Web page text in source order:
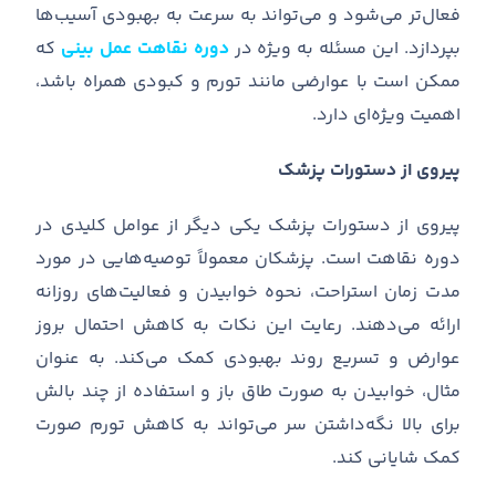
فعال‌تر می‌شود و می‌تواند به سرعت به بهبودی آسیب‌ها
بپردازد. این مسئله به ویژه دردوره نقاهت عمل بینی که
ممکن است با عوارضی مانند تورم و کبودی همراه باشد،
اهمیت ویژه‌ای دارد.
پیروی از دستورات پزشک
پیروی از دستورات پزشک یکی دیگر از عوامل کلیدی در
دوره نقاهت است. پزشکان معمولاً توصیه‌هایی در مورد
مدت زمان استراحت، نحوه خوابیدن و فعالیت‌های روزانه
ارائه می‌دهند. رعایت این نکات به کاهش احتمال بروز
عوارض و تسریع روند بهبودی کمک می‌کند. به عنوان
مثال، خوابیدن به صورت طاق باز و استفاده از چند بالش
برای بالا نگه‌داشتن سر می‌تواند به کاهش تورم صورت
کمک شایانی کند.